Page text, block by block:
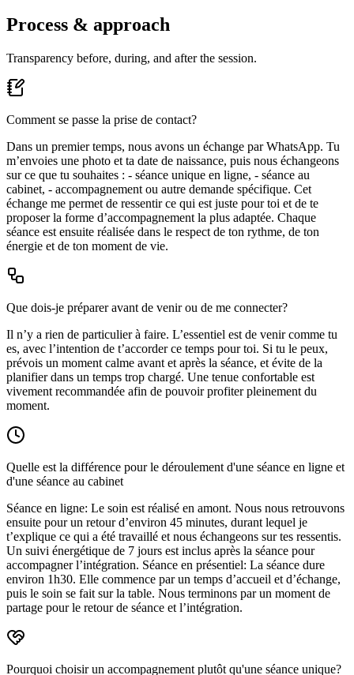
Process & approach
Transparency before, during, and after the session.
Comment se passe la prise de contact?
Dans un premier temps, nous avons un échange par WhatsApp. Tu
m’envoies une photo et ta date de naissance, puis nous échangeons
sur ce que tu souhaites : - séance unique en ligne, - séance au
cabinet, - accompagnement ou autre demande spécifique. Cet
échange me permet de ressentir ce qui est juste pour toi et de te
proposer la forme d’accompagnement la plus adaptée. Chaque
séance est ensuite réalisée dans le respect de ton rythme, de ton
énergie et de ton moment de vie.
Que dois-je préparer avant de venir ou de me connecter?
Il n’y a rien de particulier à faire. L’essentiel est de venir comme tu
es, avec l’intention de t’accorder ce temps pour toi. Si tu le peux,
prévois un moment calme avant et après la séance, et évite de la
planifier dans un temps trop chargé. Une tenue confortable est
vivement recommandée afin de pouvoir profiter pleinement du
moment.
Quelle est la différence pour le déroulement d'une séance en ligne et
d'une séance au cabinet
Séance en ligne: Le soin est réalisé en amont. Nous nous retrouvons
ensuite pour un retour d’environ 45 minutes, durant lequel je
t’explique ce qui a été travaillé et nous échangeons sur tes ressentis.
Un suivi énergétique de 7 jours est inclus après la séance pour
accompagner l’intégration. Séance en présentiel: La séance dure
environ 1h30. Elle commence par un temps d’accueil et d’échange,
puis le soin se fait sur la table. Nous terminons par un moment de
partage pour le retour de séance et l’intégration.
Pourquoi choisir un accompagnement plutôt qu'une séance unique?